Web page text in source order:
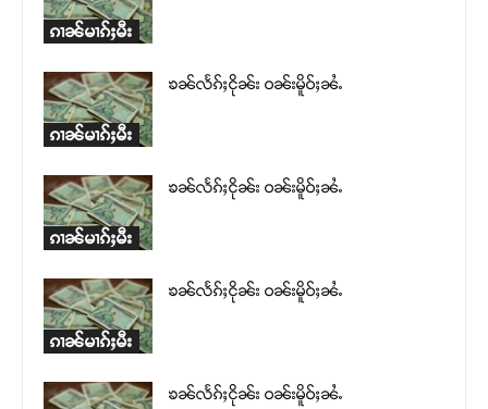
ၵၢၼ်မၢၵ်ႈမီး
ၵၢၼ်မၢၵ်ႈမီး
ၶၼ်လႅၵ်ႈငိုၼ်း ဝၼ်းမိူဝ်ႈၼႆႉ
ၵၢၼ်မၢၵ်ႈမီး
ၶၼ်လႅၵ်ႈငိုၼ်း ဝၼ်းမိူဝ်ႈၼႆႉ
ၵၢၼ်မၢၵ်ႈမီး
ၶၼ်လႅၵ်ႈငိုၼ်း ဝၼ်းမိူဝ်ႈၼႆႉ
ၶၼ်လႅၵ်ႈငိုၼ်း ဝၼ်းမိူဝ်ႈၼႆႉ